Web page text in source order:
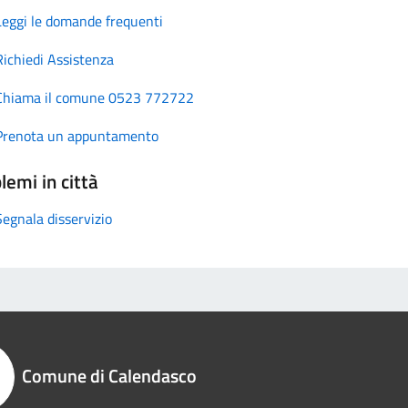
le domande frequenti
Assistenza
il comune 0523 772722
un appuntamento
in città
disservizio
Comune di Calendasco